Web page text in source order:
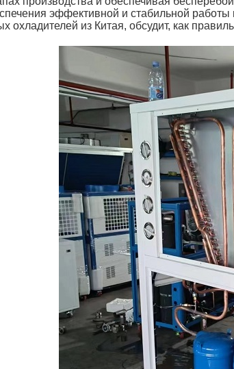
эффективной и стабильной
охладителей из Китая, обсудит, как